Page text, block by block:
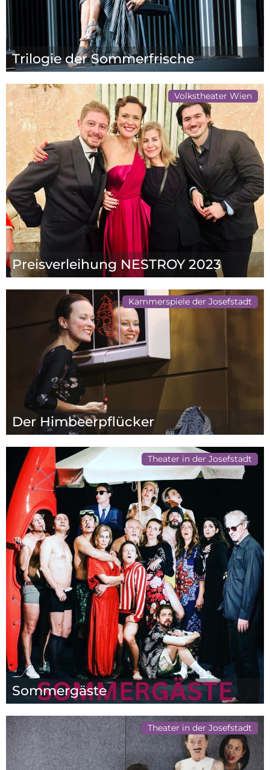
Trilogie der Sommerfrische
Volkstheater Wien
Preisverleihung NESTROY 2023
Kammerspiele der Josefstadt
Der Himbeerpflücker
Theater in der Josefstadt
Sommergäste
Theater in der Josefstadt